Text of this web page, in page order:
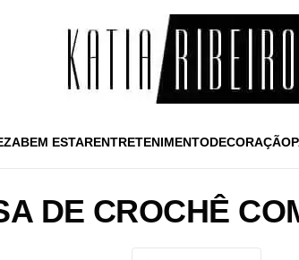
BEM ESTARENTRETENIMENTODECORAÇÃO
DE CROCHÊ